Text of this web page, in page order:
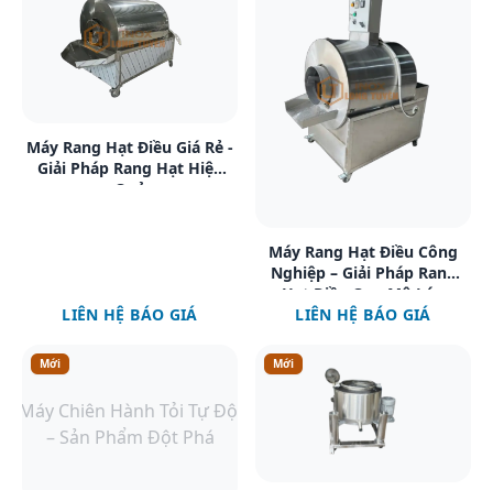
Xem chi tiết
Máy Rang Hạt Điều Giá Rẻ -
Giải Pháp Rang Hạt Hiệu
Quả
LIÊN HỆ BÁO GIÁ
Xem chi tiết
Máy Rang Hạt Điều Công
Nghiệp – Giải Pháp Rang
Hạt Điều Quy Mô Lớn
LIÊN HỆ BÁO GIÁ
Mới Mới